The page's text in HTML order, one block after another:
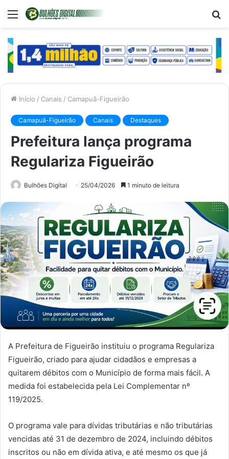
Menu
Início / Canais / Camapuã-Figueirão
Camapuã-Figueirão Canais Destaques
Prefeitura lança programa
Regulariza Figueirão
Bulhões Digital 25/04/2026 1 minuto de leitura
A Prefeitura de Figueirão instituiu o programa Regulariza
Figueirão, criado para ajudar cidadãos e empresas a
quitarem débitos com o Município de forma mais fácil. A
medida foi estabelecida pela Lei Complementar nº
119/2025.
O programa vale para dívidas tributárias e não tributárias
vencidas até 31 de dezembro de 2024, incluindo débitos
inscritos ou não em dívida ativa, e até mesmo os que já